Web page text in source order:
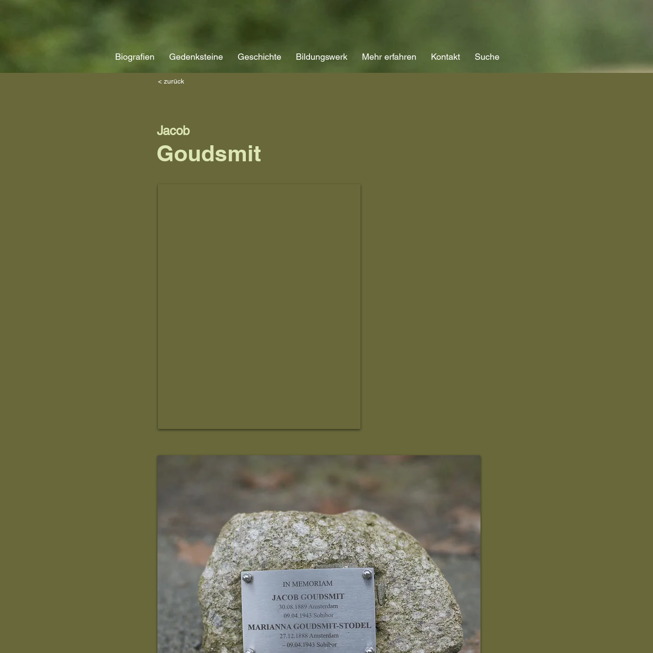
Biografien Gedenksteine Geschichte Bildungswerk Mehr erfahren Kontakt Suche
< zurück
Goudsmit
Jacob